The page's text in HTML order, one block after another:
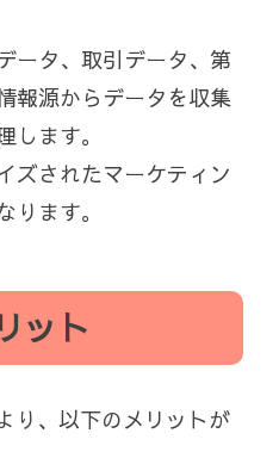
ータ、取引データ、第
報源からデータを収集
します。
ズされたマーケティン
ます。
ット
り、以下のメリットが